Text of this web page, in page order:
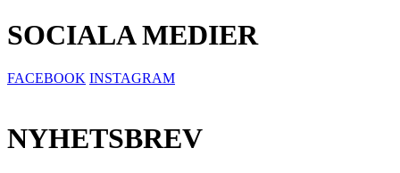
SOCIALA MEDIER
FACEBOOK INSTAGRAM
NYHETSBREV